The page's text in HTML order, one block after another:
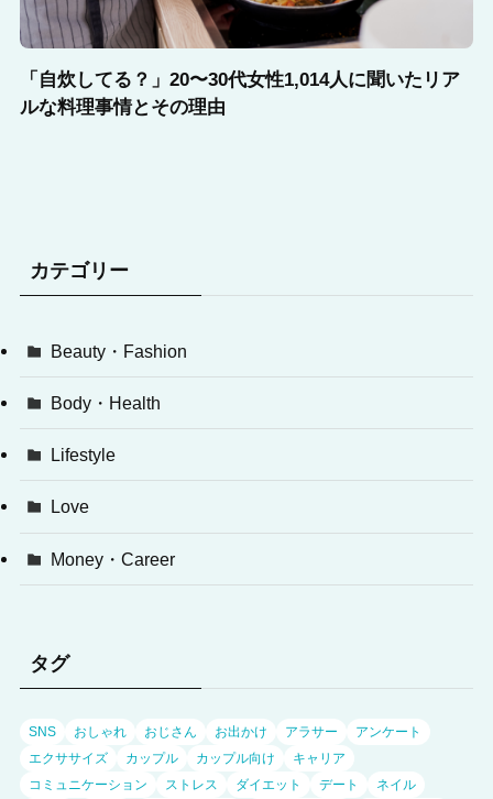
「自炊してる？」20〜30代女性1,014人に聞いたリア
ルな料理事情とその理由
カテゴリー
Beauty・Fashion
Body・Health
Lifestyle
Love
Money・Career
タグ
SNS おしゃれ おじさん お出かけ アラサー
アンケート
エクササイズ
カップル カップル向け
キャリア
コミュニケーション
ストレス ダイエット デート ネイル